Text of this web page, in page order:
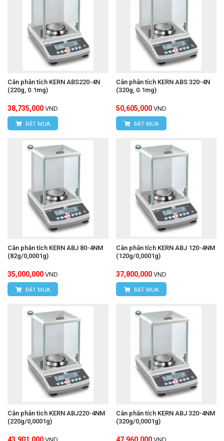
Cân phân tích KERN ABS220-4N
(220g, 0.1mg)
38,735,000 VND
ĐẶT MUA
Cân phân tích KERN ABS 320-4N
(320g, 0.1mg)
50,605,000 VND
ĐẶT MUA
Cân phân tích KERN ABJ 80-4NM
(82g/0,0001g)
35,000,000 VND
ĐẶT MUA
Cân phân tích KERN ABJ 120-4NM
(120g/0,0001g)
37,800,000 VND
ĐẶT MUA
Cân phân tích KERN ABJ220-4NM
(220g/0,0001g)
Cân phân tích KERN ABJ 320-4NM
(320g/0,0001g)